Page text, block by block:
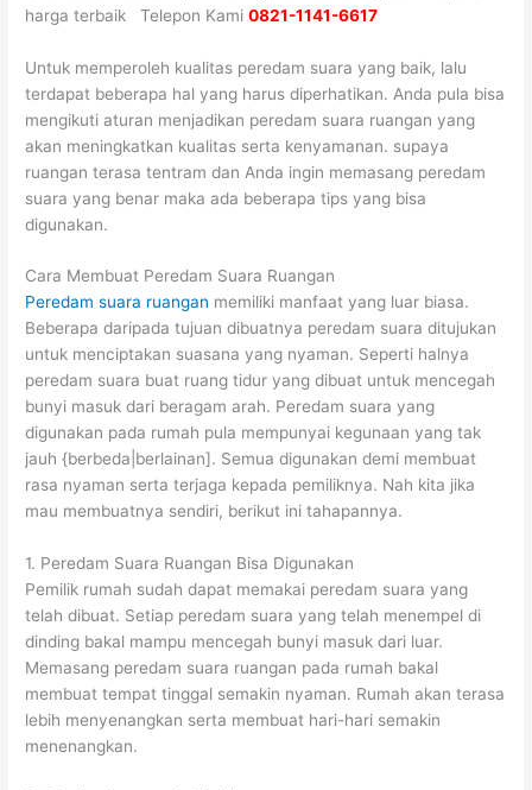
harga terbaik Telepon Kami0821-1141-6617
Untuk memperoleh kualitas peredam suara yang baik, lalu
terdapat beberapa hal yang harus diperhatikan. Anda pula bisa
mengikuti aturan menjadikan peredam suara ruangan yang
akan meningkatkan kualitas serta kenyamanan. supaya
ruangan terasa tentram dan Anda ingin memasang peredam
suara yang benar maka ada beberapa tips yang bisa
digunakan.
Cara Membuat Peredam Suara Ruangan
Peredam suara ruangan memiliki manfaat yang luar biasa.
Beberapa daripada tujuan dibuatnya peredam suara ditujukan
untuk menciptakan suasana yang nyaman. Seperti halnya
peredam suara buat ruang tidur yang dibuat untuk mencegah
bunyi masuk dari beragam arah. Peredam suara yang
digunakan pada rumah pula mempunyai kegunaan yang tak
jauh {berbeda|berlainan]. Semua digunakan demi membuat
rasa nyaman serta terjaga kepada pemiliknya. Nah kita jika
mau membuatnya sendiri, berikut ini tahapannya.
1. Peredam Suara Ruangan Bisa Digunakan
Pemilik rumah sudah dapat memakai peredam suara yang
telah dibuat. Setiap peredam suara yang telah menempel di
dinding bakal mampu mencegah bunyi masuk dari luar.
Memasang peredam suara ruangan pada rumah bakal
membuat tempat tinggal semakin nyaman. Rumah akan terasa
lebih menyenangkan serta membuat hari-hari semakin
menenangkan.